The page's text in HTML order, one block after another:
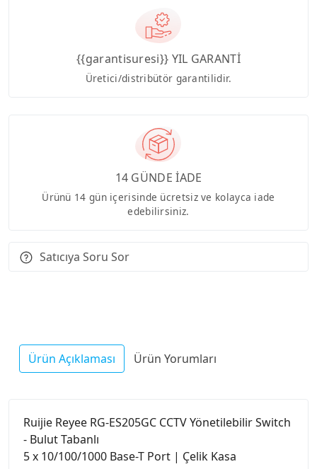
{{garantisuresi}} YIL GARANTİ
Üretici/distribütör garantilidir.
14 GÜNDE İADE
Ürünü 14 gün içerisinde ücretsiz ve kolayca iade
edebilirsiniz.
Satıcıya Soru Sor
Ürün Açıklaması Ürün Yorumları
Ruijie Reyee RG-ES205GC CCTV Yönetilebilir Switch
- Bulut Tabanlı
5 x 10/100/1000 Base-T Port | Çelik Kasa